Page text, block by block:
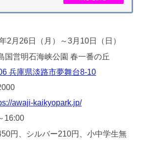
2月26日（月）～3月10日（日）
国営明石海峡公園 春一番の丘
兵庫県淡路市夢舞台8-10
awaji-kaikyopark.jp/
16:00
円、シルバー210円、小中学生無